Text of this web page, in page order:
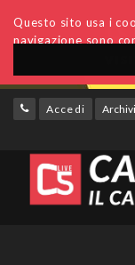
Questo sito usa i
navigazione sono
Accedi